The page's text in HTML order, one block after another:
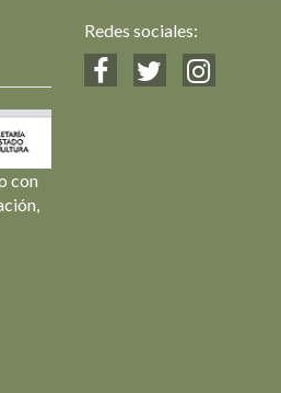
con
Redes sociales: